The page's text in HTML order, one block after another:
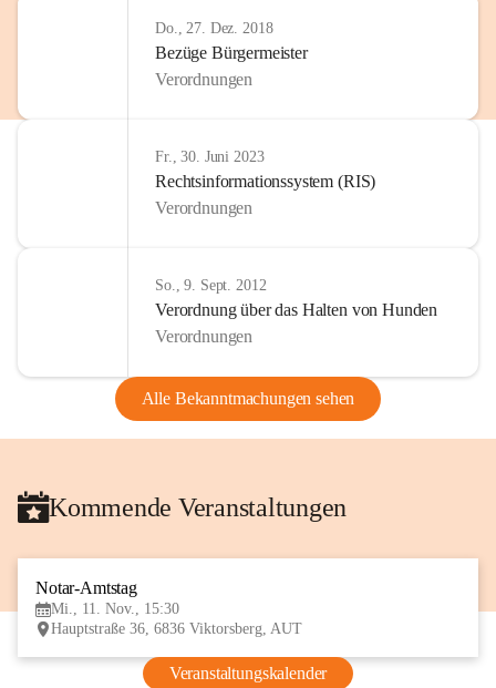
Do., 27. Dez. 2018
Bezüge Bürgermeister
Verordnungen
Fr., 30. Juni 2023
Rechtsinformationssystem (RIS)
Verordnungen
So., 9. Sept. 2012
Verordnung über das Halten von Hunden
Verordnungen
Alle Bekanntmachungen sehen
Kommende Veranstaltungen
Notar-Amtstag
Mi., 11. Nov., 15:30
Hauptstraße 36, 6836 Viktorsberg, AUT
Veranstaltungskalender